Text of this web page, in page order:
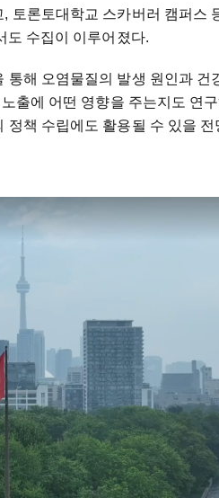
토론토대학교 스카버러 캠퍼스
도 수집이 이루어졌다.
해 오염물질의 발생 원인과 건
출에 어떤 영향을 주는지도 연
책 수립에도 활용될 수 있을 전